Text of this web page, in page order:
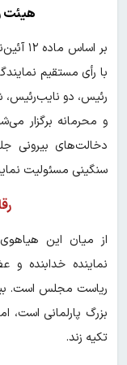
هیئت
بر
رئیس، دو
و محرمانه برگزار
دخالت‌های بیرونی
سنگینی مسئولیت
از میان این
نماینده خدابنده
ریاست مجلس است.
بزرگ پارلمانی است،
تکیه زند.